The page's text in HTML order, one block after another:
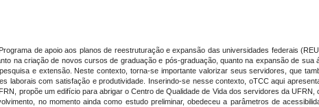
de apoio aos planos de reestruturação e expansão das universidades federais
na criação de novos cursos de graduação e pós-graduação, quanto na expansão de sua
e extensão. Neste contexto, torna-se importante valorizar seus servidores, que
com satisfação e produtividade. Inserindo-se nesse contexto, oTCC aqui
propõe um edifício para abrigar o Centro de Qualidade de Vida dos servidores da UFRN,
no momento ainda como estudo preliminar, obedeceu a parâmetros de